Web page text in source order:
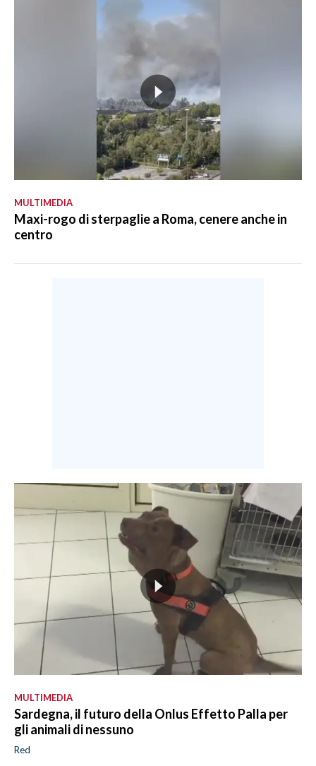
MULTIMEDIA
Maxi-rogo di sterpaglie a Roma, cenere anche in
centro
MULTIMEDIA
Sardegna, il futuro della Onlus Effetto Palla per
gli animali di nessuno
Red